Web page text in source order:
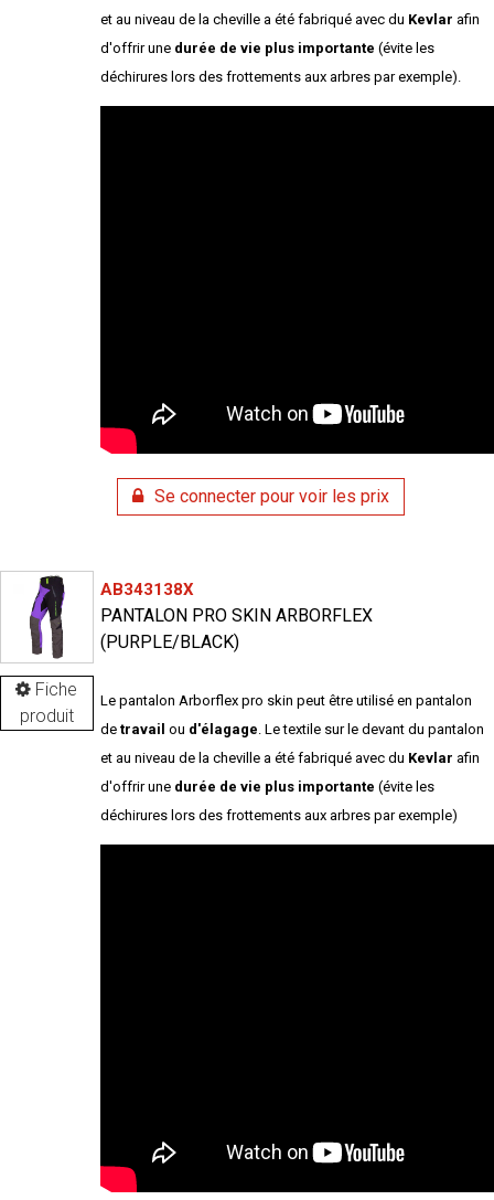
et au niveau de la cheville a été fabriqué avec du Kevlar afin
d'offrir une durée de vie plus importante (évite les
déchirures lors des frottements aux arbres par exemple).
Se connecter pour voir les prix
Fiche
produit
AB343138X
PANTALON PRO SKIN ARBORFLEX
(PURPLE/BLACK)
Le pantalon Arborflex pro skin peut être utilisé en pantalon
de travail ou d'élagage . Le textile sur le devant du pantalon
et au niveau de la cheville a été fabriqué avec du Kevlar afin
d'offrir une durée de vie plus importante (évite les
déchirures lors des frottements aux arbres par exemple)